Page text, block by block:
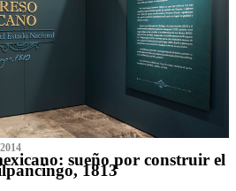
sueño por construir el
1813